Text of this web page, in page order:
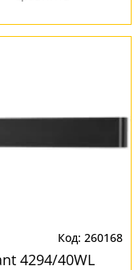
260168
4294/40WL